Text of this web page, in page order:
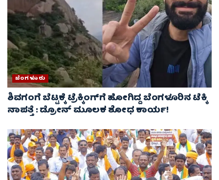
ಬೆಂಗಳೂರು
ಶಿವಗಂಗೆ ಬೆಟ್ಟಕ್ಕೆ ಟ್ರೆಕ್ಕಿಂಗ್‌ಗೆ ಹೋಗಿದ್ದ ಬೆಂಗಳೂರಿನ ಟೆಕ್ಕಿ
ನಾಪತ್ತೆ : ಡ್ರೋನ್ ಮೂಲಕ ಶೋಧ ಕಾರ್ಯ!